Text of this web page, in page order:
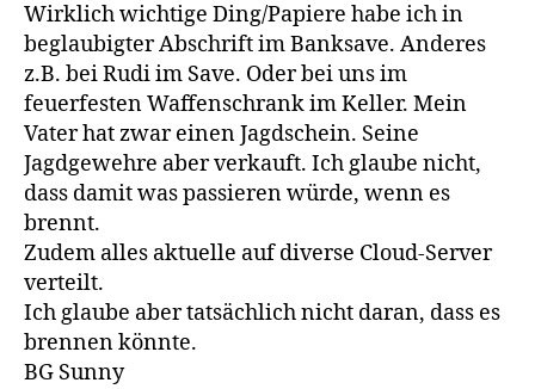
Wirklich wichtige Ding/Papiere habe ich in
beglaubigter Abschrift im Banksave. Anderes
z.B. bei Rudi im Save. Oder bei uns im
feuerfesten Waffenschrank im Keller. Mein
Vater hat zwar einen Jagdschein. Seine
Jagdgewehre aber verkauft. Ich glaube nicht,
dass damit was passieren würde, wenn es
brennt.
Zudem alles aktuelle auf diverse Cloud-Server
verteilt.
Ich glaube aber tatsächlich nicht daran, dass es
brennen könnte.
BG Sunny